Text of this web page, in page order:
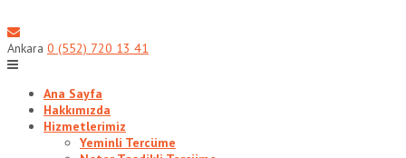
to
content
Ankara 0 (552) 720 13 41
Ana Sayfa
Hakkımızda
Hizmetlerimiz
Yeminli Tercüme